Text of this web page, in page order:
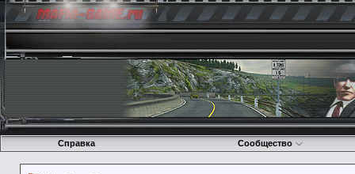
Справка Сообщество